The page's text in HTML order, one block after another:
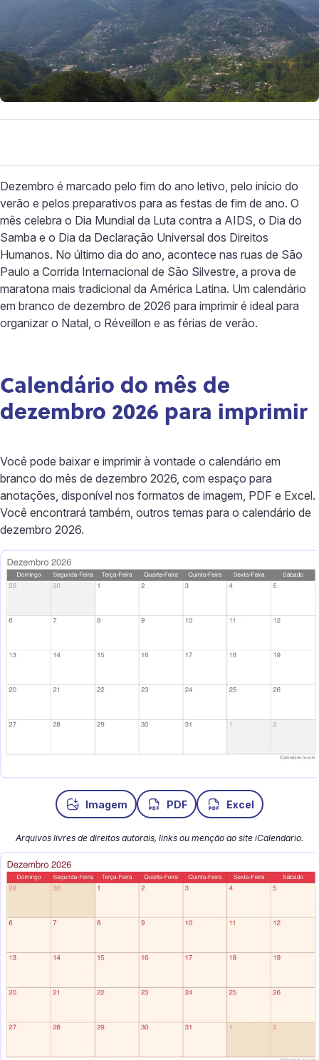
Dezembro é marcado pelo fim do ano letivo, pelo início do
verão e pelos preparativos para as festas de fim de ano. O
mês celebra o Dia Mundial da Luta contra a AIDS, o Dia do
Samba e o Dia da Declaração Universal dos Direitos
Humanos. No último dia do ano, acontece nas ruas de São
Paulo a Corrida Internacional de São Silvestre, a prova de
maratona mais tradicional da América Latina. Um calendário
em branco de dezembro de 2026 para imprimir é ideal para
organizar o Natal, o Réveillon e as férias de verão.
Calendário do mês de
dezembro 2026 para imprimir
Você pode baixar e imprimir à vontade o calendário em
branco do mês de dezembro 2026, com espaço para
anotações, disponível nos formatos de imagem, PDF e Excel.
Você encontrará também, outros temas para o calendário de
dezembro 2026.
Imagem PDF Excel
Arquivos livres de direitos autorais, links ou menção ao site iCalendario.